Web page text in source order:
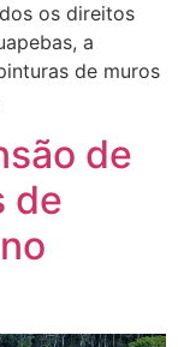
os direitos
a
de muros
de
de